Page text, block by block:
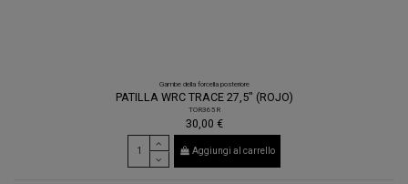
Gambe della forcella posteriore
PATILLA WRC TRACE 27,5" (ROJO)
TOR365R
30,00 €
Aggiungi al carrello